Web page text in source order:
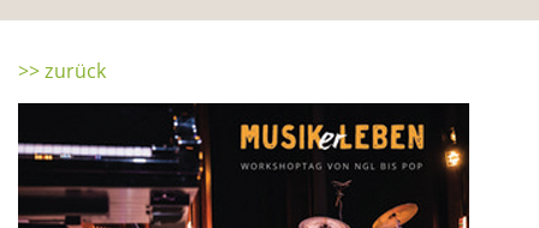
>> zurück